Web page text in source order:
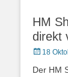
HM
direkt
Posted
18
Der HM